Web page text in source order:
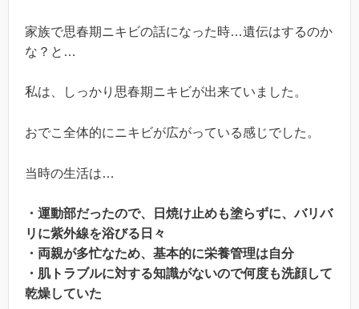
家族で思春期ニキビの話になった時…遺伝はするのか
な？と…
私は、しっかり思春期ニキビが出来ていました。
おでこ全体的にニキビが広がっている感じでした。
当時の生活は…
・運動部だったので、日焼け止めも塗らずに、バリバ
リに紫外線を浴びる日々
・両親が多忙なため、基本的に栄養管理は自分
・肌トラブルに対する知識がないので何度も洗顔して
乾燥していた